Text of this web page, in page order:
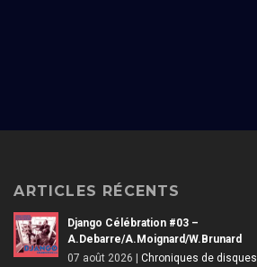
ARTICLES RÉCENTS
Django Célébration #03 –
A.Debarre/A.Moignard/W.Brunard
07 août 2026 |Chroniques de disques